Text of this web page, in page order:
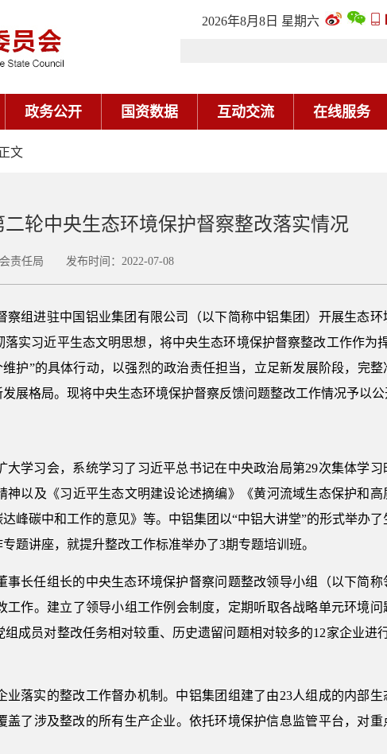
2026年8月8日 星期六
政务公开 国资数据 互动交流 在线服务
文
轮中央生态环境保护督察整改落实情况
会责任局 发布时间：2022-07-08
察组进驻中国铝业集团有限公司（以下简称中铝集团）开展生态环
实习近平生态文明思想，将中央生态环境保护督察整改工作作为
护”的具体行动，以强烈的政治责任担当，立足新发展阶段，完整
展格局。现将中央生态环境保护督察反馈问题整改工作情况予以公
学习会，系统学习了习近平总书记在中央政治局第29次集体学习
以及《习近平生态文明建设论述摘编》《黄河流域生态保护和高
峰碳中和工作的意见》等。中铝集团以“中铝大讲堂”的形式举办了
题讲座，就提升整改工作标准举办了3期专题培训班。
长任组长的中央生态环境保护督察问题整改领导小组（以下简称
作。建立了领导小组工作例会制度，定期听取各战略单元环境问
成员对整改任务相对较重、历史遗留问题相对较多的12家企业进
落实的整改工作督办机制。中铝集团组建了由23人组成的内部生
盖了涉及整改的所有生产企业。依托环境保护信息监管平台，对重